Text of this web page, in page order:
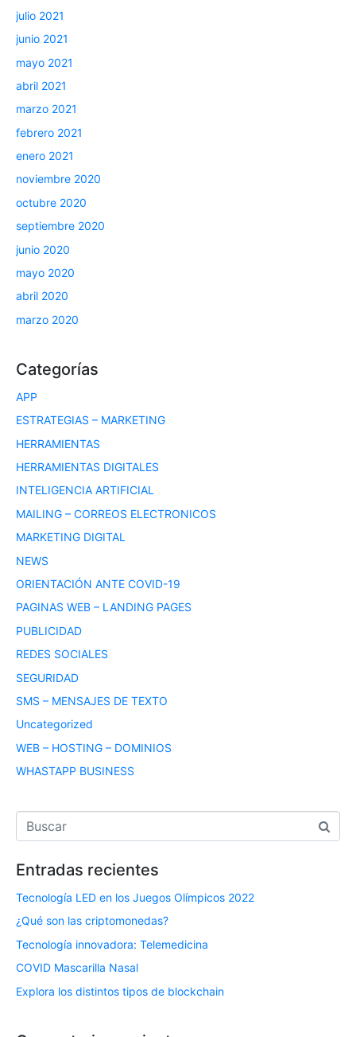
julio 2021
junio 2021
mayo 2021
abril 2021
marzo 2021
febrero 2021
enero 2021
noviembre 2020
octubre 2020
septiembre 2020
junio 2020
mayo 2020
abril 2020
marzo 2020
Categorías
APP
ESTRATEGIAS – MARKETING
HERRAMIENTAS
HERRAMIENTAS DIGITALES
INTELIGENCIA ARTIFICIAL
MAILING – CORREOS ELECTRONICOS
MARKETING DIGITAL
NEWS
ORIENTACIÓN ANTE COVID-19
PAGINAS WEB – LANDING PAGES
PUBLICIDAD
REDES SOCIALES
SEGURIDAD
SMS – MENSAJES DE TEXTO
Uncategorized
WEB – HOSTING – DOMINIOS
WHASTAPP BUSINESS
Entradas recientes
Tecnología LED en los Juegos Olímpicos 2022
¿Qué son las criptomonedas?
Tecnología innovadora: Telemedicina
COVID Mascarilla Nasal
Explora los distintos tipos de blockchain